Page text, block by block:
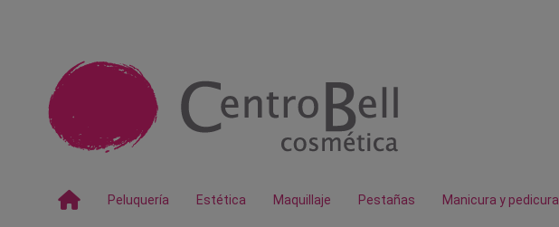
Peluquería Estética Maquillaje Pestañas Manicura y pedicura